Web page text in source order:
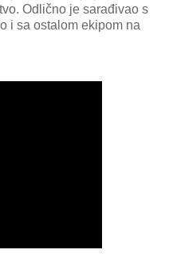
Odlično je sarađivao s
i sa ostalom ekipom na